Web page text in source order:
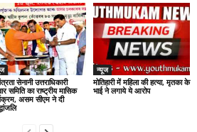
सेनानी उत्तराधिकारी
समिति का राष्ट्रीय मासिक
असम सीएम ने दी
न्यूज
मोतिहारी में महिला की हत्या, मृतका के
भाई ने लगाये ये आरोप